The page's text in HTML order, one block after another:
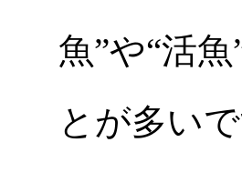
魚”や“活
とが多いで